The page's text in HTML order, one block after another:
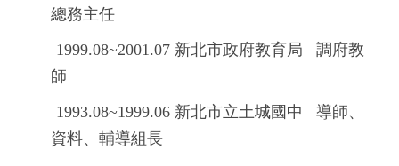
總務主任
1999.08~2001.07 新北市政府教育局 調府教
師
1993.08~1999.06 新北市立土城國中 導師、
資料、輔導組長